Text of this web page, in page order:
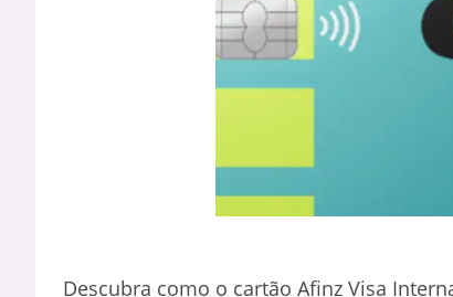
Descubra como o cartão Afinz Visa